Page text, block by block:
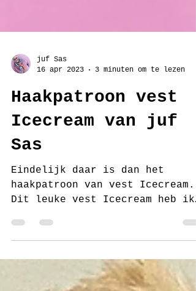
16 apr 2023
3 minuten om te lezen
Haakpatroon vest
Icecream van juf
Sas
Eindelijk daar is dan het
Dit leuke vest Icecream heb ik
twee keer gehaakt. Het eerste
vestje was met de...